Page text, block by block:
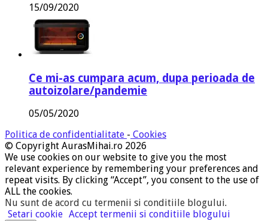
15/09/2020
Ce mi-as cumpara acum, dupa perioada de
autoizolare/pandemie
05/05/2020
Politica de confidentialitate - Cookies
© Copyright AurasMihai.ro 2026
We use cookies on our website to give you the most
relevant experience by remembering your preferences and
repeat visits. By clicking “Accept”, you consent to the use of
ALL the cookies.
Nu sunt de acord cu termenii si conditiile blogului.
Setari cookie Accept termenii si conditiile blogului